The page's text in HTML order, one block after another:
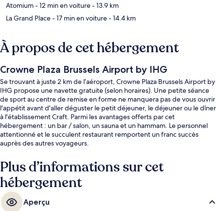
Atomium- 12 min en voiture- 13.9 km
La Grand Place- 17 min en voiture- 14.4 km
À propos de cet hébergement
Crowne Plaza Brussels Airport by IHG
Se trouvant à juste 2 km de l’aéroport, Crowne Plaza Brussels Airport by
IHG propose une navette gratuite (selon horaires). Une petite séance
de sport au centre de remise en forme ne manquera pas de vous ouvrir
l'appétit avant d'aller déguster le petit déjeuner, le déjeuner ou le dîner
à l'établissement Craft. Parmi les avantages offerts par cet
hébergement : un bar / salon, un sauna et un hammam. Le personnel
attentionné et le succulent restaurant remportent un franc succès
auprès des autres voyageurs.
Plus d’informations sur cet
hébergement
Aperçu